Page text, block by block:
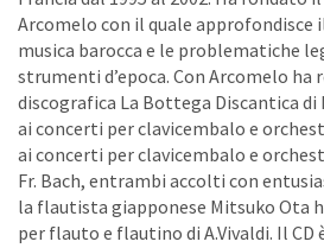
Arcomelo con il quale
musica barocca e le problematiche
strumenti d’epoca. Con Arcomelo ha
discografica La Bottega Discantica di
ai concerti per clavicembalo e
ai concerti per clavicembalo e
Fr. Bach, entrambi accolti con
la flautista giapponese Mitsuko Ota
per flauto e flautino di A.Vivaldi. Il